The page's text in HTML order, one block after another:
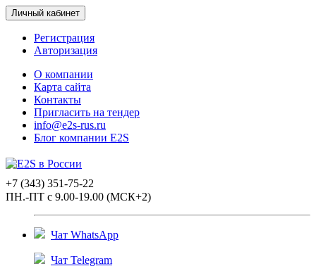
Личный кабинет
Регистрация
Авторизация
О компании
Карта сайта
Контакты
Пригласить на тендер
info@e2s-rus.ru
Блог компании E2S
+7 (343) 351-75-22
ПН.-ПТ с 9.00-19.00 (МСК+2)
Чат WhatsApp
Чат Telegram